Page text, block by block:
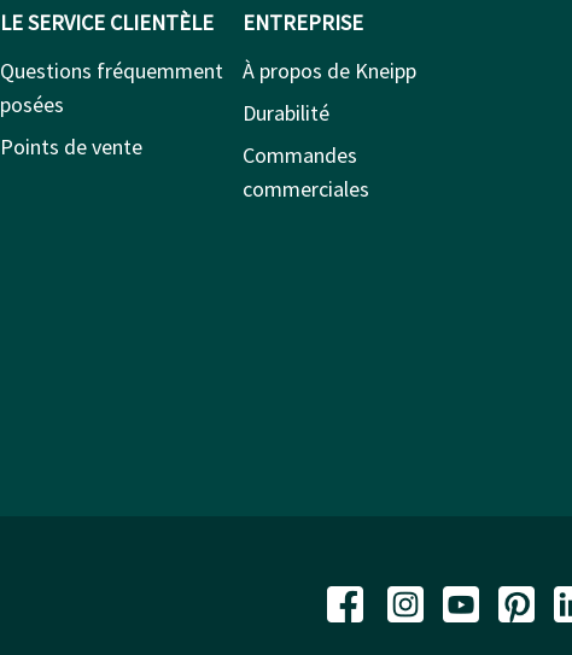
LE SERVICE CLIENTÈLE
Questions fréquemment
posées
Points de vente
ENTREPRISE
À propos de Kneipp
Durabilité
Commandes
commerciales